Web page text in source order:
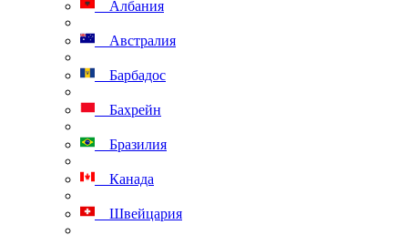
Албания
Австралия
Барбадос
Бахрейн
Бразилия
Канада
Швейцария